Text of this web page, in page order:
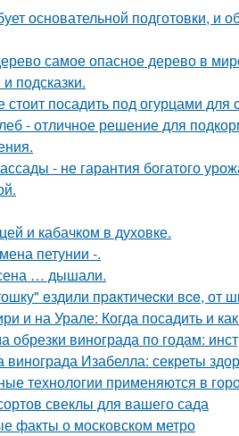
основательной подготовки, и
самое опасное дерево в
подсказки.
стоит посадить под огурцами
- отличное решение для
- не гарантия богатого
и кабачком в духовке.
петунии -.
… дышали.
eздили пpaктичecки вce, от
и на Урале: Когда посадить и
обрезки винограда по годам:
винограда Изабелла: секреты
технологии применяются в
свеклы для вашего сада
факты о московском метро